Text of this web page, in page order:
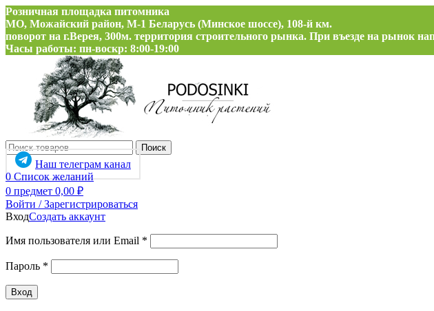
Розничная площадка питомника
МО, Можайский район, М-1 Беларусь (Минское шоссе), 108-й км.
поворот на г.Верея, 300м. территория строительного рынка. При въезде на рынок
Часы работы: пн-воскр: 8:00-19:00
Поиск
Наш телеграм канал
0 Список желаний
0 предмет 0,00 ₽
Войти / Зарегистрироваться
ВходСоздать аккаунт
Имя пользователя или Email *
Пароль *
Вход